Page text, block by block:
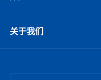
关于我们